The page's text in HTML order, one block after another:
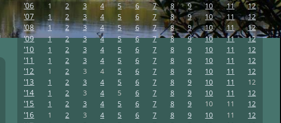
'06 1 2 3 4 5 6 7 8 9 10 11 12
'07 1 2 3 4 5 6 7 8 9 10 11 12
'08 1 2 3 4 5 6 7 8 9 10 11 12
'09 1 2 3 4 5 6 7 8 9 10 11 12
'10 1 2 3 4 5 6 7 8 9 10 11 12
'11 1 2 3 4 5 6 7 8 9 10 11 12
'12 1 2 3 4 5 6 7 8 9 10 11 12
'13 1 2 3 4 5 6 7 8 9 10 11 12
'14 1 2 3 4 5 6 7 8 9 10 11 12
'15 1 2 3 4 5 6 7 8 9 10 11 12
'16 1 2 3 4 5 6 7 8 9 10 11 12